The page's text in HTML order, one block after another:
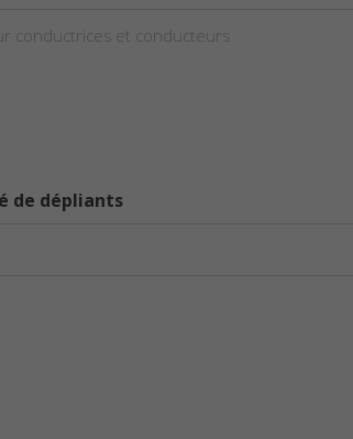
conductrices et conducteurs
de dépliants